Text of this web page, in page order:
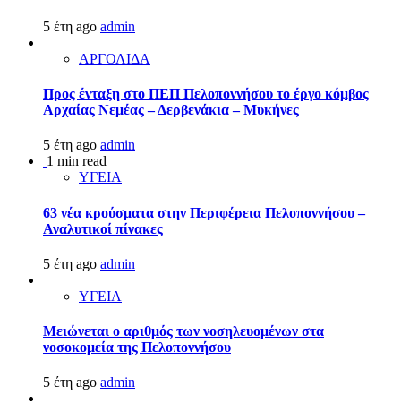
5 έτη ago admin
ΑΡΓΟΛΙΔΑ
Προς ένταξη στο ΠΕΠ Πελοποννήσου το έργο κόμβος
Αρχαίας Νεμέας – Δερβενάκια – Μυκήνες
5 έτη ago admin
1 min read
ΥΓΕΙΑ
63 νέα κρούσματα στην Περιφέρεια Πελοποννήσου –
Αναλυτικοί πίνακες
5 έτη ago admin
ΥΓΕΙΑ
Μειώνεται ο αριθμός των νοσηλευομένων στα
νοσοκομεία της Πελοποννήσου
5 έτη ago admin